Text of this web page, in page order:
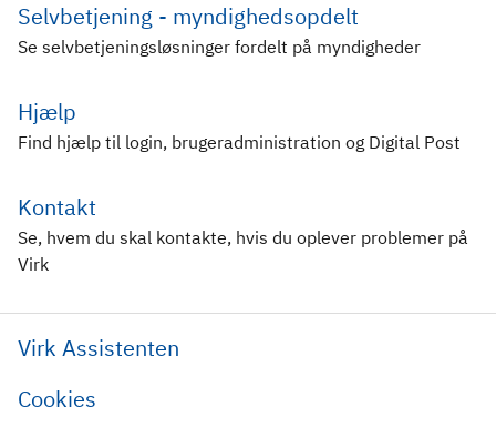
Selvbetjening - myndighedsopdelt
Se selvbetjeningsløsninger fordelt på myndigheder
Hjælp
Find hjælp til login, brugeradministration og Digital Post
Kontakt
Se, hvem du skal kontakte, hvis du oplever problemer på
Virk
Virk Assistenten
Cookies